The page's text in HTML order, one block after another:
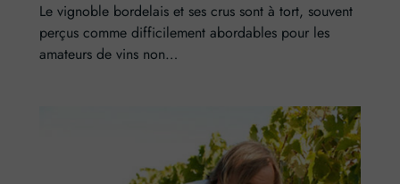
Le vignoble bordelais et ses crus sont à tort, souvent
perçus comme difficilement abordables pour les
amateurs de vins non…